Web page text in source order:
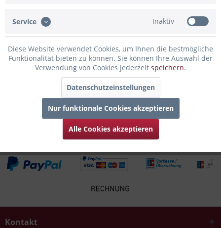
Infos zum Hersteller
Folgende Infos zum Hersteller sind verfübar......mehr
Zubehör 4
Kunden kauften auch
Kunden haben sich ebenfalls angesehen
Kontakt
Service Inaktiv
Diese Website verwendet Cookies, um Ihnen die bestmögliche
Funktionalität bieten zu können. Sie können Ihre Auswahl der
Verwendung von Cookies jederzeit speichern.
Datenschutzeinstellungen
Nur funktionale Cookies akzeptieren
Alle Cookies akzeptieren